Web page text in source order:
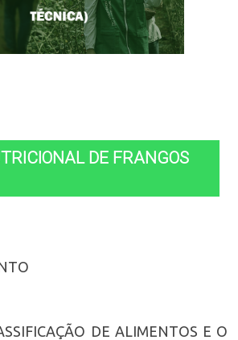
DE FRANGOS
DE ALIMENTOS E O